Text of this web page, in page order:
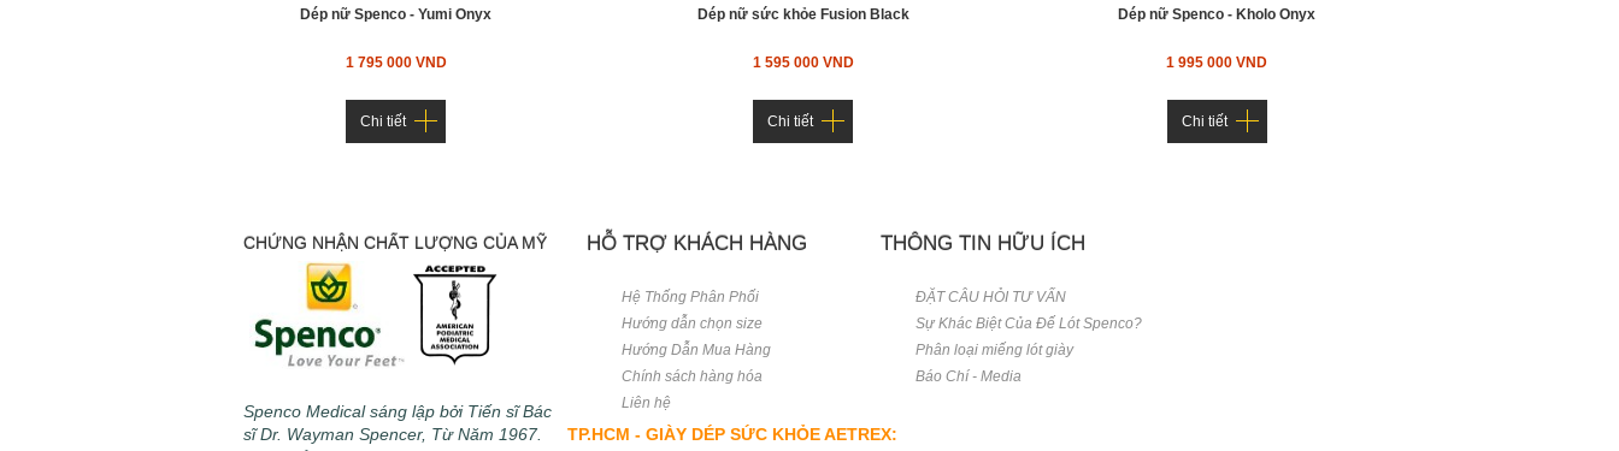
Dép nữ Spenco - Yumi Onyx
1 795 000 VND
Chi tiết
Dép nữ sức khỏe Fusion Black
1 595 000 VND
Chi tiết
Dép nữ Spenco - Kholo Onyx
1 995 000 VND
Chi tiết
CHỨNG NHẬN CHẤT LƯỢNG CỦA MỸ
Spenco Medical sáng lập bởi Tiến sĩ Bác
sĩ Dr. Wayman Spencer, Từ Năm 1967.
HỖ TRỢ KHÁCH HÀNG
Hệ Thống Phân Phối
Hướng dẫn chọn size
Hướng Dẫn Mua Hàng
Chính sách hàng hóa
Liên hệ
THÔNG TIN HỮU ÍCH
ĐẶT CÂU HỎI TƯ VẤN
Sự Khác Biệt Của Đế Lót Spenco?
Phân loại miếng lót giày
Báo Chí - Media
TP.HCM - GIÀY DÉP SỨC KHỎE AETREX: